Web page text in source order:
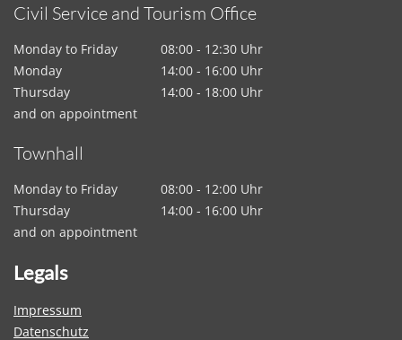
Civil Service and Tourism Office
Monday to Friday
08:00 - 12:30 Uhr
Monday
14:00 - 16:00 Uhr
Thursday
14:00 - 18:00 Uhr
and on appointment
Townhall
Monday to Friday
08:00 - 12:00 Uhr
Thursday
14:00 - 16:00 Uhr
and on appointment
Legals
Impressum
Datenschutz